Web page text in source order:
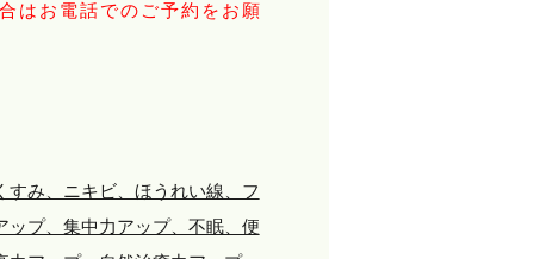
はお電話でのご予約をお願
み、ニキビ、ほうれい線、フ
プ、集中力アップ、不眠、便